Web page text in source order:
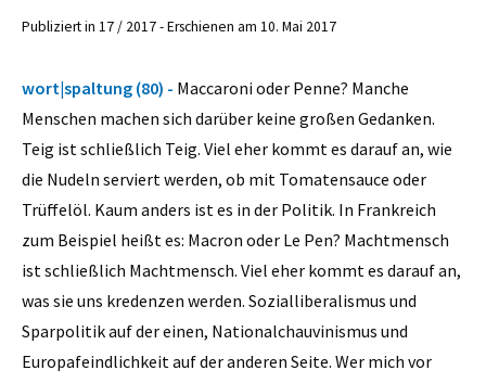
Publiziert in 17 / 2017 - Erschienen am 10. Mai 2017
wort|spaltung (80) - Maccaroni oder Penne? Manche
Menschen machen sich darüber keine großen Gedanken.
Teig ist schließlich Teig. Viel eher kommt es darauf an, wie
die Nudeln serviert werden, ob mit Tomatensauce oder
Trüffelöl. Kaum anders ist es in der Politik. In Frankreich
zum Beispiel heißt es: Macron oder Le Pen? Machtmensch
ist schließlich Machtmensch. Viel eher kommt es darauf an,
was sie uns kredenzen werden. Sozialliberalismus und
Sparpolitik auf der einen, Nationalchauvinismus und
Europafeindlichkeit auf der anderen Seite. Wer mich vor